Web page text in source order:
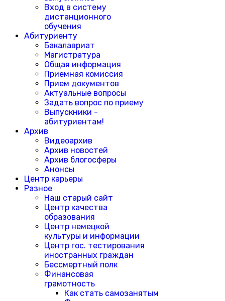
Вход в систему
дистанционного
обучения
Абитуриенту
Бакалавриат
Магистратура
Общая информация
Приемная комиссия
Прием документов
Актуальные вопросы
Задать вопрос по приему
Выпускники -
абитуриентам!
Архив
Видеоархив
Архив новостей
Архив блогосферы
Анонсы
Центр карьеры
Разное
Наш старый сайт
Центр качества
образования
Центр немецкой
культуры и информации
Центр гос. тестирования
иностранных граждан
Бессмертный полк
Финансовая
грамотность
Как стать самозанятым